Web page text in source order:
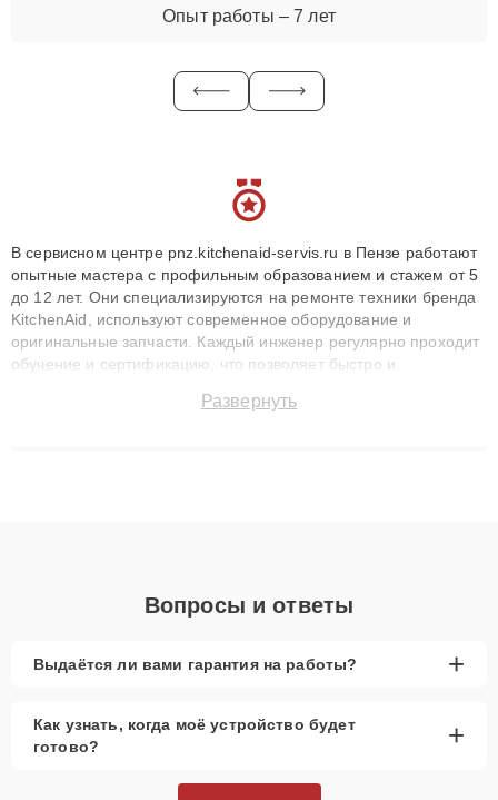
Опыт работы – 7 лет
В сервисном центре pnz.kitchenaid-servis.ru в Пензе работают
опытные мастера с профильным образованием и стажем от 5
до 12 лет. Они специализируются на ремонте техники бренда
KitchenAid, используют современное оборудование и
оригинальные запчасти. Каждый инженер регулярно проходит
обучение и сертификацию, что позволяет быстро и
сохранением гарантии до 3 лет. Наши мастера решают
Развернуть
Вопросы и ответы
Выдаётся ли вами гарантия на работы? +
Как узнать, когда моё устройство будет
готово?
+